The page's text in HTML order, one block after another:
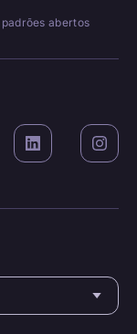
abertos